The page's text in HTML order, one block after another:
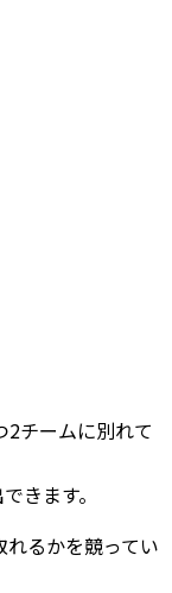
2チームに別れて
きます。
るかを競ってい